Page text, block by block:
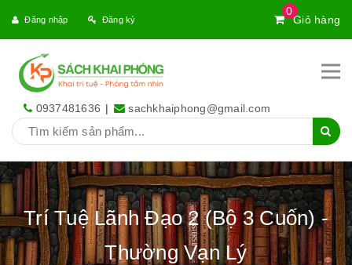
0
Giỏ hàng
Đăng nhập Đăng ký
0937481636 | sachkhaiphong@gmail.com
Trí Tuệ Lãnh Đạo 2 (Bộ 3 Cuốn) -
Thường Vạn Lý